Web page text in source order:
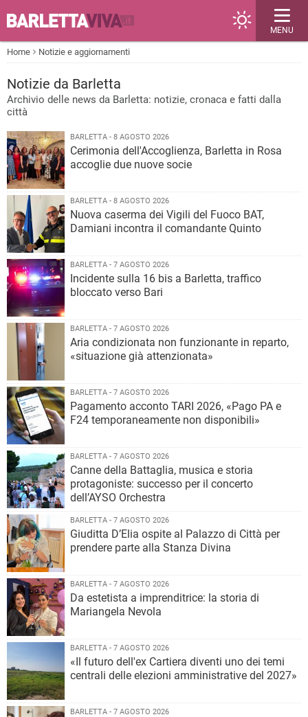
MENU
Home Notizie e aggiornamenti
Notizie da Barletta
Archivio delle news da Barletta: notizie, cronaca e fatti dalla
città
BARLETTA - 8 AGOSTO 2026
Cerimonia dell'Accoglienza, Barletta in Rosa
accoglie due nuove socie
BARLETTA - 8 AGOSTO 2026
Nuova caserma dei Vigili del Fuoco BAT,
Damiani incontra il comandante Quinto
BARLETTA - 7 AGOSTO 2026
Incidente sulla 16 bis a Barletta, traffico
bloccato verso Bari
BARLETTA - 7 AGOSTO 2026
Aria condizionata non funzionante in reparto,
«situazione già attenzionata»
BARLETTA - 7 AGOSTO 2026
Pagamento acconto TARI 2026, «Pago PA e
F24 temporaneamente non disponibili»
BARLETTA - 7 AGOSTO 2026
Canne della Battaglia, musica e storia
protagoniste: successo per il concerto
dell’AYSO Orchestra
BARLETTA - 7 AGOSTO 2026
Giuditta D’Elia ospite al Palazzo di Città per
prendere parte alla Stanza Divina
BARLETTA - 7 AGOSTO 2026
Da estetista a imprenditrice: la storia di
Mariangela Nevola
BARLETTA - 7 AGOSTO 2026
«Il futuro dell'ex Cartiera diventi uno dei temi
centrali delle elezioni amministrative del 2027»
BARLETTA - 7 AGOSTO 2026